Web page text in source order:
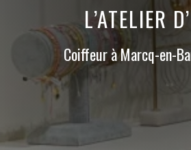
L’ATELIER
Coiffeur à Marcq-en-